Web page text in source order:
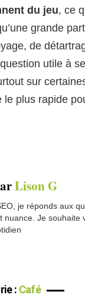
du jeu, ce
grande
de
utile à
sur
le plus rapide
Lison G
je réponds aux
nuance. Je
: Café